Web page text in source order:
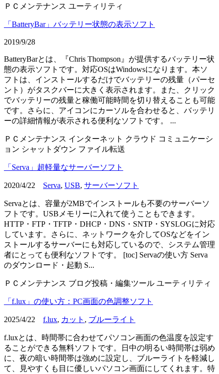
ＰＣメンテナンス ユーティリティ
「BatteryBar」バッテリー状態の表示ソフト
2019/9/28
BatteryBarとは、『Chris Thompson』が提供するバッテリー状
態の表示ソフトです。対応OSはWindowsになります。本ソ
フトは、インストールするだけでバッテリーの残量（パーセ
ント）がタスクバーに大きく表示されます。また、クリック
でバッテリーの残量と稼働可能時間を切り替えることも可能
です。さらに、アイコンにカーソルを合わせると、バッテリ
ーの詳細情報が表示される便利なソフトです。 ...
ＰＣメンテナンス インターネット クラウド コミュニケーシ
ョン シャットダウン ファイル転送
「Serva」超軽量なサーバーソフト
2020/4/22 Serva, USB, サーバーソフト
Servaとは、容量が2MBでインストールも不要のサーバーソ
フトです。USBメモリーに入れて使うこともできます。
HTTP・FTP・TFTP・DHCP・DNS・SNTP・SYSLOGに対応
しています。さらに、ネットワークを介してOSなどをイン
ストールするサーバーにも対応しているので、システム管理
者にとっても便利なソフトです。 [toc] Servaの使い方 Serva
のダウンロード・起動 S...
ＰＣメンテナンス ブログ投稿・編集ツール ユーティリティ
「f.lux」の使い方：PC画面の色調整ソフト
2025/4/22 f.lux, カット , ブルーライト
f.luxとは、時間帯に合わせてパソコン画面の色温度を設定す
ることができる無料ソフトです。日中の明るい時間帯は弱め
に、夜の暗い時間帯は強めに設定し、ブルーライトを軽減し
て、見やすくも目に優しいパソコン画面にしてくれます。特